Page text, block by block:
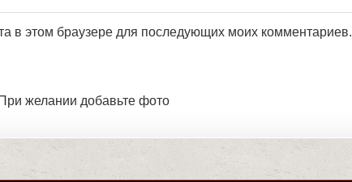
в этом браузере для последующих моих комментариев.
При желании добавьте фото